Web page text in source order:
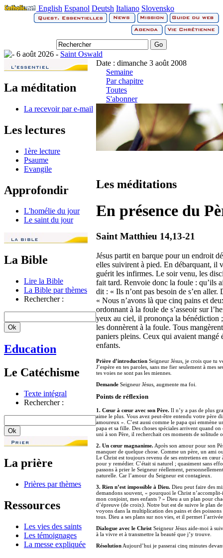
English Espanol Deutsh Italiano Slovensko
6 août 2026 - Saint Oswald
La méditation
La recevoir par e-mail
Les lectures
1ère lecture
Psaume
Evangile
Approfondir
L'homélie du jour
Le saint du jour
La Bible
Lire la Bible
La Bible par thèmes
Rechercher :
Education
Le Catéchisme
Texte intégral
Rechercher :
La prière
Prières par thèmes
Ressources
Les vies des saints
Les témoignages
La messe expliquée
Date : dimanche 3 août 2008
Semaine
Par chapitre
Toutes
S'abonner
Les méditations
En présence du
Saint Matthieu 14,13-21
Jésus partit en barque pour un endroit
elles suivirent à pied. En débarquant, il
guérit les infirmes. Le soir venu, les
fait tard. Renvoie donc la foule : qu’ils
dit : « Ils n’ont pas besoin de s’en
« Nous n’avons là que cinq pains et
ordonnant à la foule de s’asseoir sur
yeux au ciel, il prononça la bénédiction
les donnèrent à la foule. Tous
paniers pleins. Ceux qui avaient mangé
enfants.
Prière d’introduction Seigneur Jésus, je crois que tu
J’espère en tes paroles, sans me fier seulement à mes
tes voies ne sont pas les miennes.
Demande Seigneur Jésus, augmente ma foi.
Points de réflexion
1. Cœur à cœur avec son Père. Il n’y a pas de plus
aime le plus. Vous avez peut-être entendu votre père
amoureux ». C’est aussi comme le papa qui emmène
papa et sa fille. Des choses spéciales arrivent quand
uni à son Père, il recherchait ces moments de
2. Un cœur magnanime. Après son amour pour son
manquer de quelque chose. Comme un père, un ami
Le Christ est toujours revenu de ses entretiens en
pour y remédier. C’était si naturel ; quasiment sans
passons à prier le Seigneur réellement,
naturelle. Car l’amour du Seigneur est contagieux.
3. Rien n’est impossible à Dieu. Dieu peut faire des
demandons souvent, « pourquoi le Christ
mon conjoint, mes enfants ? » Dieu a un plan pour
d’épreuve (de croix). Notre but est de suivre le plan
voyons dans la multiplication des pains et des
tous. Dieu a ses plans sur nos vies, et il permet
Dialogue avec le Christ Seigneur Jésus aide-moi à
à la vivre et à transmettre la beauté que j’y trouve.
Résolution Aujourd’hui je passerai cinq minutes